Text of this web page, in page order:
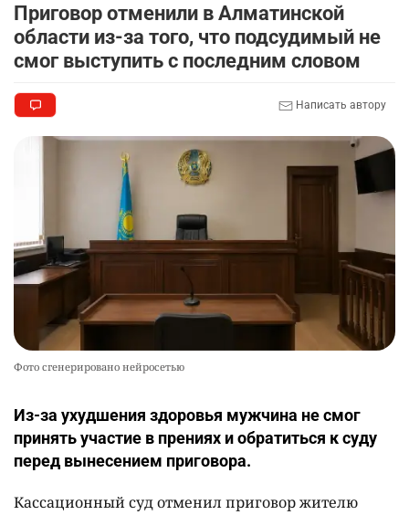
Приговор отменили в Алматинской
области из-за того, что подсудимый не
смог выступить с последним словом
Написать автору
Фото сгенерировано нейросетью
Из-за ухудшения здоровья мужчина не смог
принять участие в прениях и обратиться к суду
перед вынесением приговора.
Кассационный суд отменил приговор жителю